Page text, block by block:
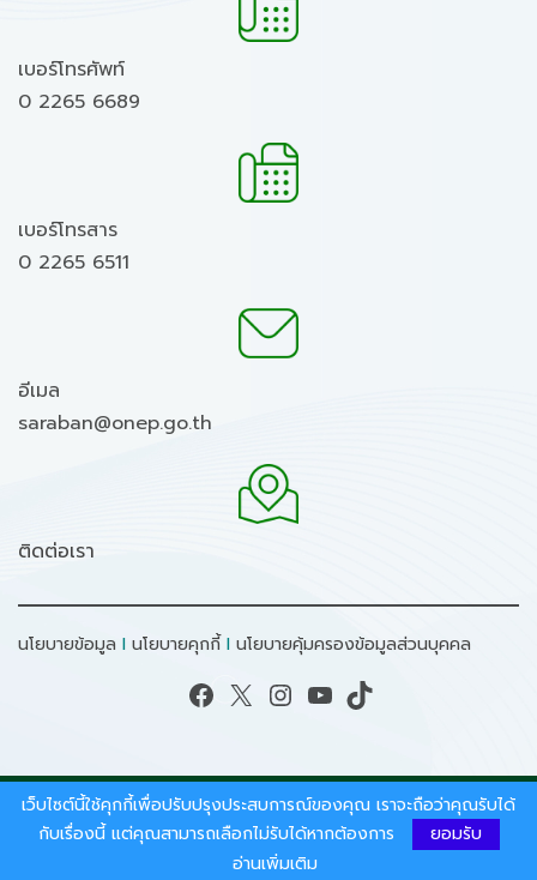
เบอร์โทรศัพท์
0 2265 6689
เบอร์โทรสาร
0 2265 6511
อีเมล
saraban@onep.go.th
ติดต่อเรา
นโยบายข้อมูล I นโยบายคุกกี้ I นโยบายคุ้มครองข้อมูลส่วนบุคคล
Facebook X Instagram YouTube TikTok
สงวนลิขสิทธิ์ © 2026 - สำนักงานนโยบายและแผน
ทรัพยากรธรรมชาติและสิ่งแวดล้อม.
เว็บไซต์นี้ใช้คุกกี้เพื่อปรับปรุงประสบการณ์ของคุณ เราจะถือว่าคุณรับได้
กับเรื่องนี้ แต่คุณสามารถเลือกไม่รับได้หากต้องการ
ยอมรับ
อ่านเพิ่มเติม